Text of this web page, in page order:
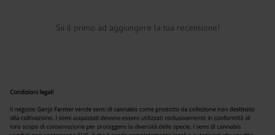
Sii il primo ad aggiungere la tua recensione!